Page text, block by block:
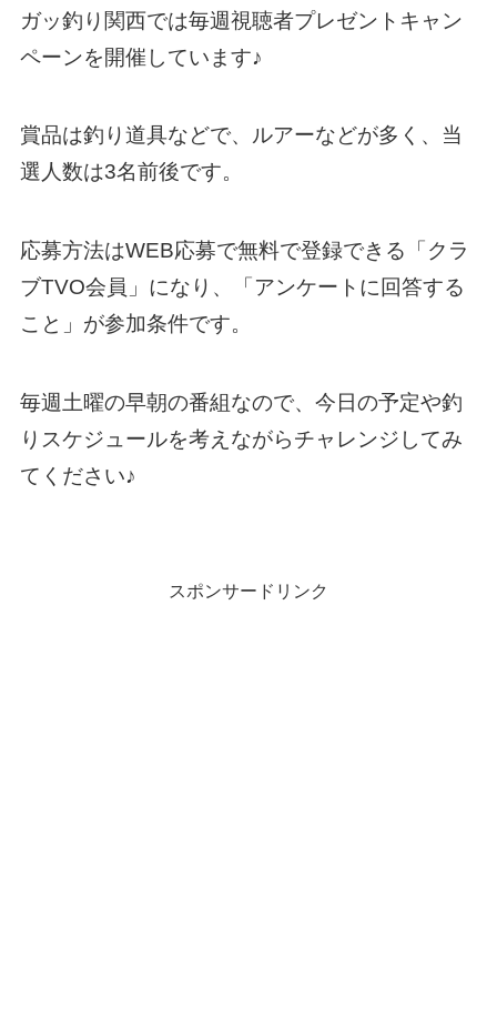
ガッ釣り関西では毎週視聴者プレゼントキャン
ペーンを開催しています♪
賞品は釣り道具などで、ルアーなどが多く、当
選人数は3名前後です。
応募方法はWEB応募で無料で登録できる「クラ
ブTVO会員」になり、「アンケートに回答する
こと」が参加条件です。
毎週土曜の早朝の番組なので、今日の予定や釣
りスケジュールを考えながらチャレンジしてみ
てください♪
スポンサードリンク